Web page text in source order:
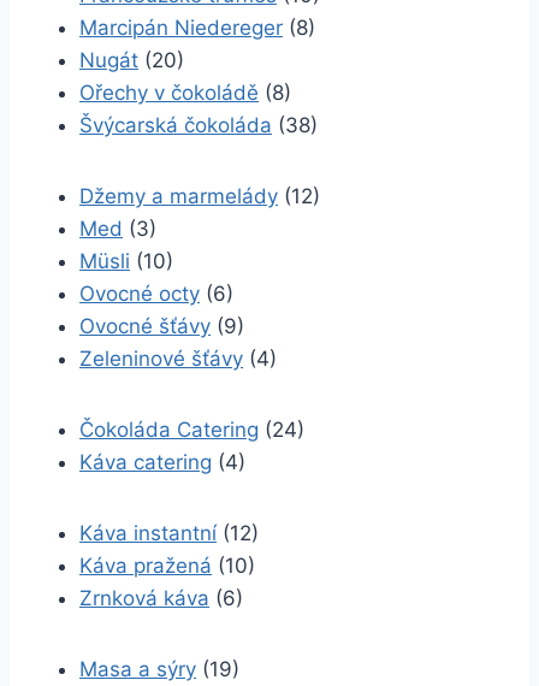
Marcipán Niedereger (8)
Nugát (20)
Ořechy v čokoládě (8)
Švýcarská čokoláda (38)
Džemy a marmelády (12)
Med (3)
Müsli (10)
Ovocné octy (6)
Ovocné šťávy (9)
Zeleninové šťávy (4)
Čokoláda Catering (24)
Káva catering (4)
Káva instantní (12)
Káva pražená (10)
Zrnková káva (6)
Masa a sýry (19)